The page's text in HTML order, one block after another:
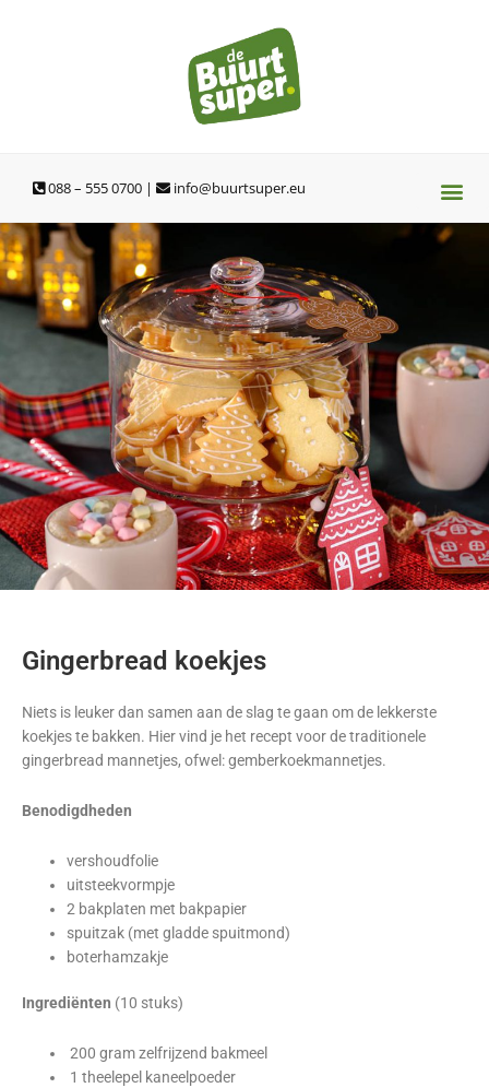
088 – 555 0700 | info@buurtsuper.eu
Gingerbread koekjes
Niets is leuker dan samen aan de slag te gaan om de lekkerste
koekjes te bakken. Hier vind je het recept voor de traditionele
gingerbread mannetjes, ofwel: gemberkoekmannetjes.
Benodigdheden
vershoudfolie
uitsteekvormpje
2 bakplaten met bakpapier
spuitzak (met gladde spuitmond)
boterhamzakje
Ingrediënten (10 stuks)
200 gram zelfrijzend bakmeel
1 theelepel kaneelpoeder